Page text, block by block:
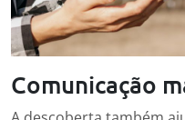
Comunicação